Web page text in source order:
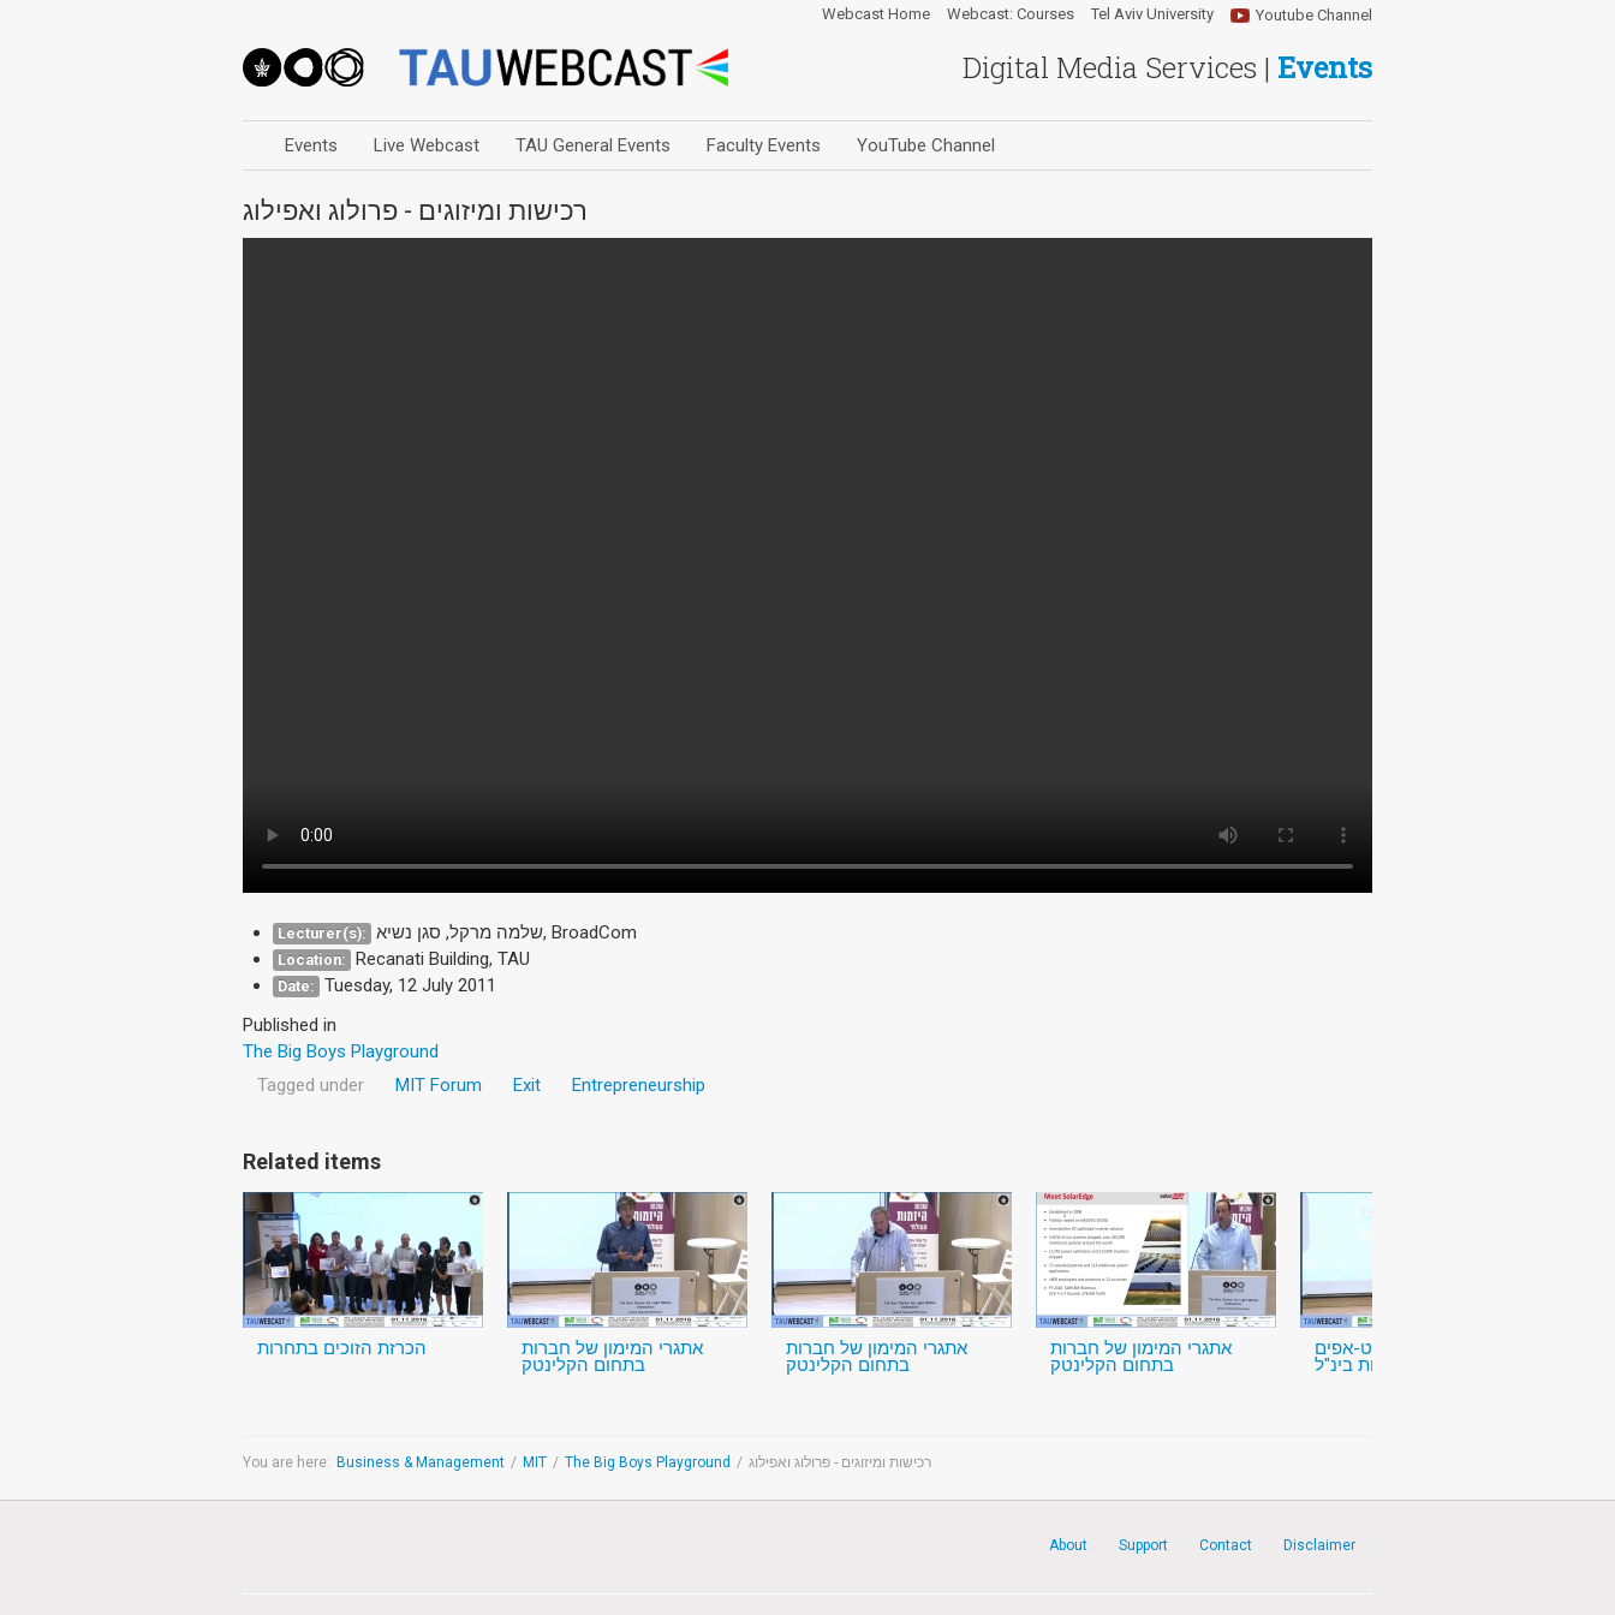
Digital Media Services | Events
Youtube Channel
Webcast Home Webcast: Courses Tel Aviv University
Events Live Webcast TAU General Events Faculty Events YouTube Channel
רכישות ומיזוגים - פרולוג ואפילוג
Lecturer(s): שלמה מרקל, סגן נשיא, BroadCom
Location: Recanati Building, TAU
Date: Tuesday, 12 July 2011
Published in
The Big Boys Playground
Tagged under
MIT Forum Exit Entrepreneurship
Related items
הכרזת הזוכים בתחרות אתגרי המימון של חברות
בתחום הקלינטק
אתגרי המימון של חברות
בתחום הקלינטק
אתגרי המימון של חברות
בתחום הקלינטק
שת"פ בין סטארט-אפים
ישראליים וחברות בינ"ל
You are here: Business & Management / MIT / The Big Boys Playground / רכישות ומיזוגים - פרולוג ואפילוג
About Support Contact Disclaimer